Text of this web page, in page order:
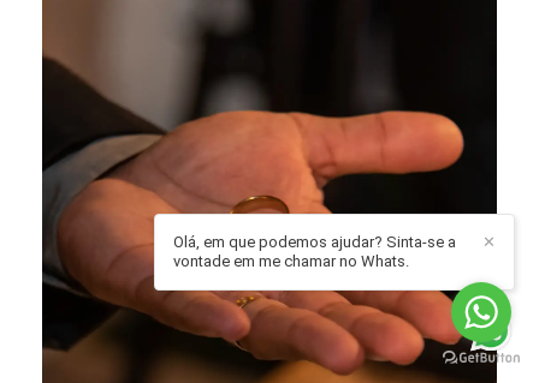
✕
Olá, em que podemos ajudar? Sinta-se a
vontade em me chamar no Whats.